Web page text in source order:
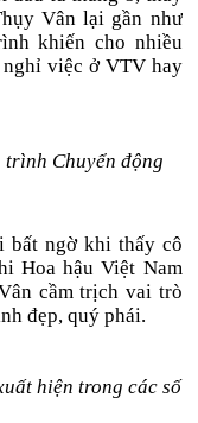
Vân lại gần như
khiến cho nhiều
việc ở VTV hay
Chuyển động
bất ngờ khi thấy cô
Hoa hậu Việt Nam
cầm trịch vai trò
đẹp, quý phái.
hiện trong các số